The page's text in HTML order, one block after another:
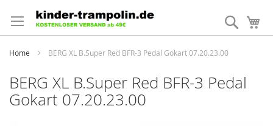
zum
Inhalt
Suche
Home BERG XL B.Super Red BFR-3 Pedal Gokart 07.20.23.00
BERG XL B.Super Red BFR-3 Pedal
Gokart 07.20.23.00